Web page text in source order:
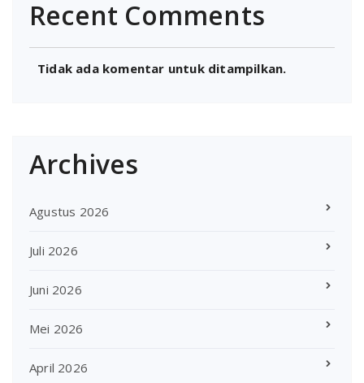
Recent Comments
Tidak ada komentar untuk ditampilkan.
Archives
Agustus 2026
Juli 2026
Juni 2026
Mei 2026
April 2026